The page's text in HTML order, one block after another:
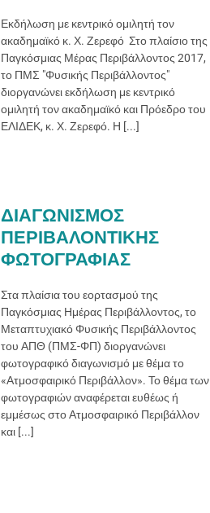
Εκδήλωση με κεντρικό ομιλητή τον
ακαδημαϊκό κ. Χ. Ζερεφό Στο πλαίσιο της
Παγκόσμιας Μέρας Περιβάλλοντος 2017,
το ΠΜΣ "Φυσικής Περιβάλλοντος"
διοργανώνει εκδήλωση με κεντρικό
ομιλητή τον ακαδημαϊκό και Πρόεδρο του
ΕΛΙΔΕΚ, κ. Χ. Ζερεφό. Η [...]
ΔΙΑΓΩΝΙΣΜΟΣ
ΠΕΡΙΒΑΛΟΝΤΙΚΗΣ
ΦΩΤΟΓΡΑΦΙΑΣ
Στα πλαίσια του εορτασμού της
Παγκόσμιας Ημέρας Περιβάλλοντος, το
Μεταπτυχιακό Φυσικής Περιβάλλοντος
του ΑΠΘ (ΠΜΣ-ΦΠ) διοργανώνει
φωτογραφικό διαγωνισμό με θέμα το
«Ατμοσφαιρικό Περιβάλλον». Το θέμα των
φωτογραφιών αναφέρεται ευθέως ή
εμμέσως στο Ατμοσφαιρικό Περιβάλλον
και [...]